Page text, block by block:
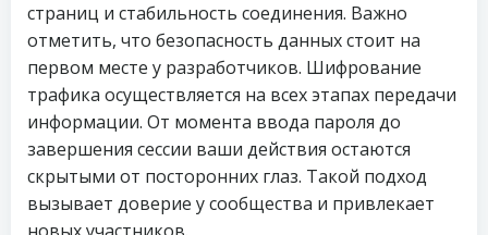
страниц и стабильность соединения. Важно
отметить, что безопасность данных стоит на
первом месте у разработчиков. Шифрование
трафика осуществляется на всех этапах передачи
информации. От момента ввода пароля до
завершения сессии ваши действия остаются
скрытыми от посторонних глаз. Такой подход
вызывает доверие у сообщества и привлекает